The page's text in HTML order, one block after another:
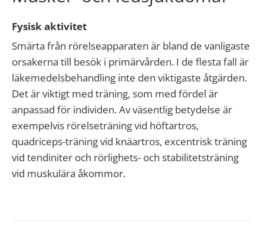
Fysisk aktivitet
Smärta från rörelseapparaten är bland de vanligaste
orsakerna till besök i primärvården. I de flesta fall är
läkemedelsbehandling inte den viktigaste åtgärden.
Det är viktigt med träning, som med fördel är
anpassad för individen. Av väsentlig betydelse är
exempelvis rörelseträning vid höftartros,
quadriceps-träning vid knäartros, excentrisk träning
vid tendiniter och rörlighets- och stabilitetsträning
vid muskulära åkommor.